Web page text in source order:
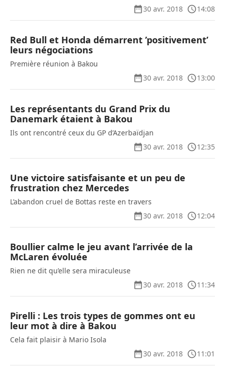
30 avr. 2018
14:08
Red Bull et Honda démarrent ’positivement’
leurs négociations
Première réunion à Bakou
30 avr. 2018
13:00
Les représentants du Grand Prix du
Danemark étaient à Bakou
Ils ont rencontré ceux du GP d’Azerbaïdjan
30 avr. 2018
12:35
Une victoire satisfaisante et un peu de
frustration chez Mercedes
L’abandon cruel de Bottas reste en travers
30 avr. 2018
12:04
Boullier calme le jeu avant l’arrivée de la
McLaren évoluée
Rien ne dit qu’elle sera miraculeuse
30 avr. 2018
11:34
Pirelli : Les trois types de gommes ont eu
leur mot à dire à Bakou
Cela fait plaisir à Mario Isola
30 avr. 2018
11:01